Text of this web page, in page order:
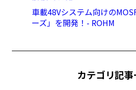
車載48Vシステム向けの
ーズ」を開発！- ROHM
カテゴリ記